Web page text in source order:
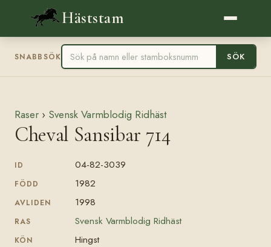
Häststam
SNABBSÖK SÖK
Raser › Svensk Varmblodig Ridhäst
Cheval Sansibar 714
ID 04-82-3039
FÖDD 1982
AVLIDEN 1998
RAS Svensk Varmblodig Ridhäst
KÖN Hingst